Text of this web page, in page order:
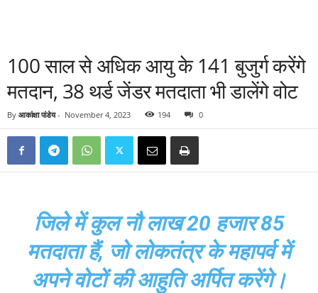
100 साल से अधिक आयु के 141 बुजुर्ग करेंगे
मतदान, 38 थर्ड जेंडर मतदाता भी डालेंगे वोट
By आकांक्षा पांडेय- November 4, 2023 194 0
जिले में कुल नौ लाख 20 हजार 85
मतदाता हैं, जो लोकतंत्र के महापर्व में
अपने वोटों की आहुति अर्पित करेंगे।